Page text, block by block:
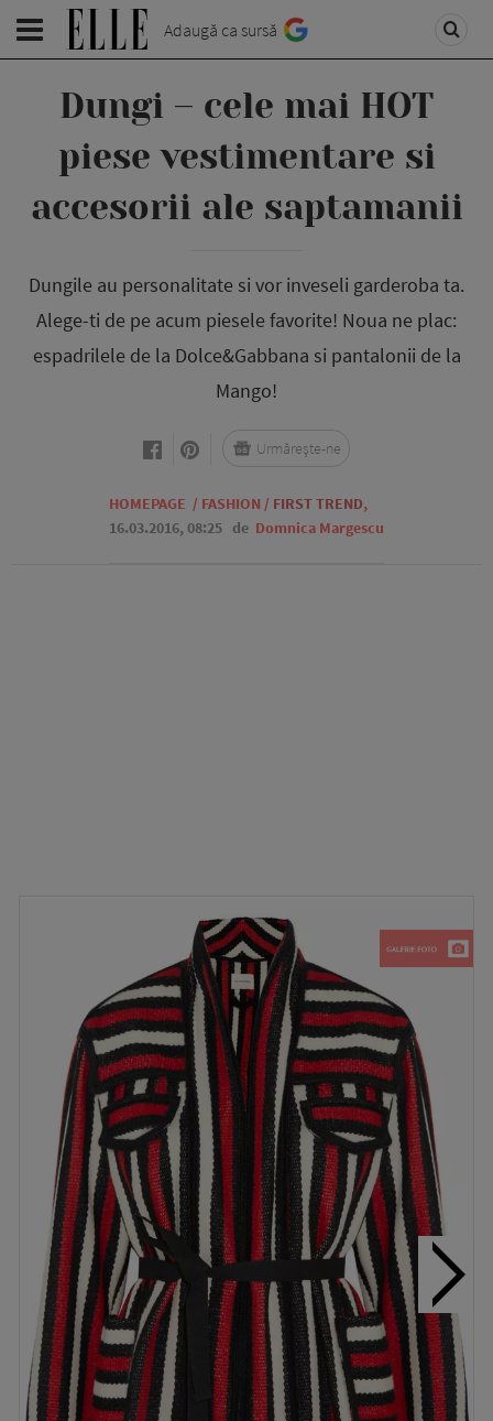
Adaugă ca sursă
Dungi – cele mai HOT
piese vestimentare si
accesorii ale saptamanii
Dungile au personalitate si vor inveseli garderoba ta.
Alege-ti de pe acum piesele favorite! Noua ne plac:
espadrilele de la Dolce&Gabbana si pantalonii de la
Mango!
HOMEPAGE / FASHION / FIRST TREND,
16.03.2016, 08:25 de Domnica Margescu
Urmărește-ne